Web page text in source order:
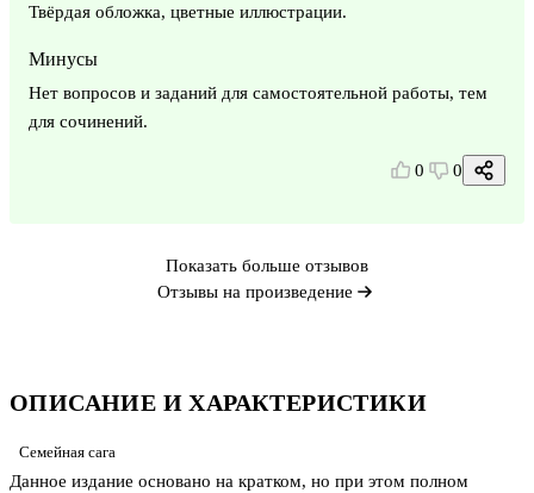
ОПИСАНИЕ И ХАРАКТЕРИСТИКИ
Семейная сага
Данное издание основано на кратком, но при этом полном
Твёрдая обложка, цветные иллюстрации.
Минусы
Нет вопросов и заданий для самостоятельной работы, тем
для сочинений.
0 0
Показать больше отзывов
Отзывы на произведение